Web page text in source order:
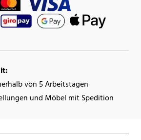
von 5 Arbeitstagen
und Möbel mit Spedition